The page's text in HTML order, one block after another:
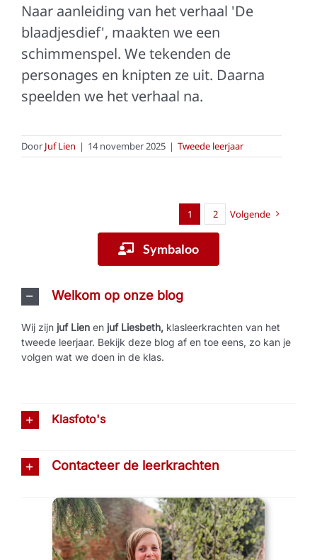
Naar aanleiding van het verhaal 'De
blaadjesdief', maakten we een
schimmenspel. We tekenden de
personages en knipten ze uit. Daarna
speelden we het verhaal na.
Door Juf Lien | 14 november 2025 | Tweede leerjaar
1 2 Volgende
Symbaloo
Welkom op onze blog
Wij zijn juf Lien en juf Liesbeth, klasleerkrachten van het
tweede leerjaar. Bekijk deze blog af en toe eens, zo kan je
volgen wat we doen in de klas.
Klasfoto's
Contacteer de leerkrachten